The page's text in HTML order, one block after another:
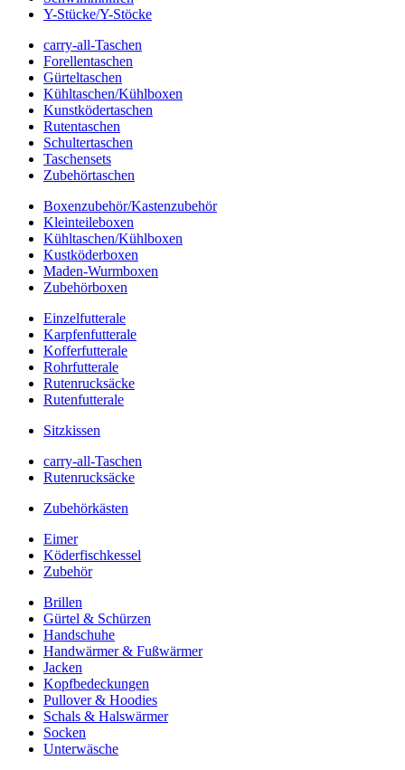
Y-Stücke/Y-Stöcke
carry-all-Taschen
Forellentaschen
Gürteltaschen
Kühltaschen/Kühlboxen
Kunstködertaschen
Rutentaschen
Schultertaschen
Taschensets
Zubehörtaschen
Boxenzubehör/Kastenzubehör
Kleinteileboxen
Kühltaschen/Kühlboxen
Kustköderboxen
Maden-Wurmboxen
Zubehörboxen
Einzelfutterale
Karpfenfutterale
Kofferfutterale
Rohrfutterale
Rutenrucksäcke
Rutenfutterale
Sitzkissen
carry-all-Taschen
Rutenrucksäcke
Zubehörkästen
Eimer
Köderfischkessel
Zubehör
Brillen
Gürtel & Schürzen
Handschuhe
Handwärmer & Fußwärmer
Jacken
Kopfbedeckungen
Pullover & Hoodies
Schals & Halswärmer
Socken
Unterwäsche